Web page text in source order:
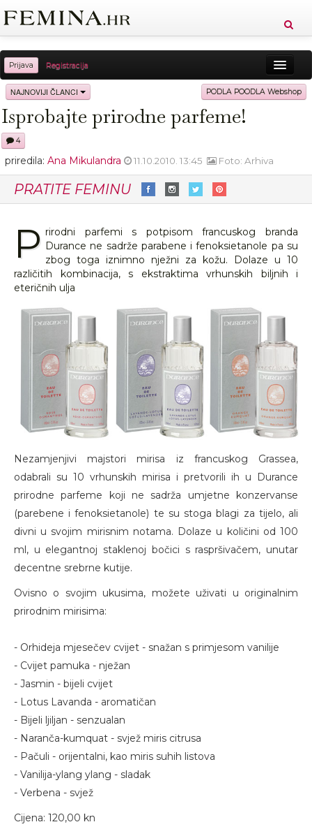
Prijava Registracija
Sreća Zdravlje Vitkost
Moda Ljubav Relax Putovanja Recepti
NAJNOVIJI ČLANCI PODLA POODLA Webshop
Isprobajte prirodne parfeme!
4
priredila: Ana Mikulandra 11.10.2010. 13:45 Foto: Arhiva
PRATITE FEMINU
P rirodni parfemi s potpisom francuskog branda
Durance ne sadrže parabene i fenoksietanole pa su
zbog toga iznimno nježni za kožu. Dolaze u 10
različitih kombinacija, s ekstraktima vrhunskih biljnih i
eteričnih ulja
Nezamjenjivi majstori mirisa iz francuskog Grassea,
odabrali su 10 vrhunskih mirisa i pretvorili ih u Durance
prirodne parfeme koji ne sadrža umjetne konzervanse
(parebene i fenoksietanole) te su stoga blagi za tijelo, ali
divni u svojim mirisnim notama. Dolaze u količini od 100
ml, u elegantnoj staklenoj bočici s raspršivačem, unutar
decentne srebrne kutije.
Ovisno o svojim ukusima, možete uživati u originalnim
prirodnim mirisima:
- Orhideja mjesečev cvijet - snažan s primjesom vanilije
- Cvijet pamuka - nježan
- Jasmin - bijeli cvijet
- Lotus Lavanda - aromatičan
- Bijeli ljiljan - senzualan
- Naranča-kumquat - svjež miris citrusa
- Pačuli - orijentalni, kao miris suhih listova
- Vanilija-ylang ylang - sladak
- Verbena - svjež
Cijena: 120,00 kn